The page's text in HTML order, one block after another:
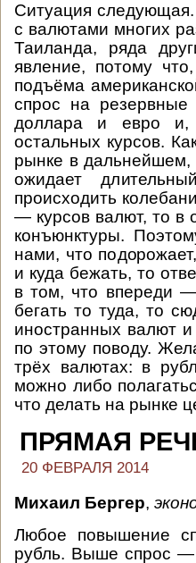
Ситуация
с валютами многих
Таиланда, ряда
явление, потому
подъёма
спрос на
доллара и евро и,
остальных курсов.
рынке в дальнейшем,
ожидает
происходить
— курсов валют, то в
конъюнктуры.
нами, что
и куда бежать, то
в том, что впереди
бегать то туда, то
иностранных валют
по этому поводу.
трёх валютах: в
можно либо
что делать на рынке
ПРЯМАЯ
20 ФЕВРАЛЯ 2014
Михаил Бергер,
Любое повышение
рубль. Выше спрос —